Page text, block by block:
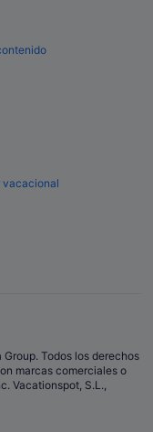
vacacional
Todos los derechos
marcas comerciales o
Vacationspot, S.L.,